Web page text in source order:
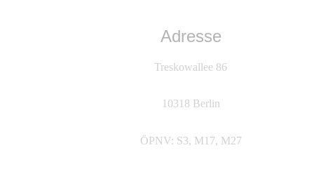
Adresse
Treskowallee 86
10318 Berlin
ÖPNV: S3, M17, M27